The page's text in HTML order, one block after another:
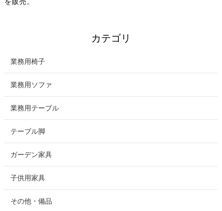
カテゴリ
業務用椅子
業務用ソファ
業務用テーブル
テーブル脚
ガーデン家具
子供用家具
その他・備品